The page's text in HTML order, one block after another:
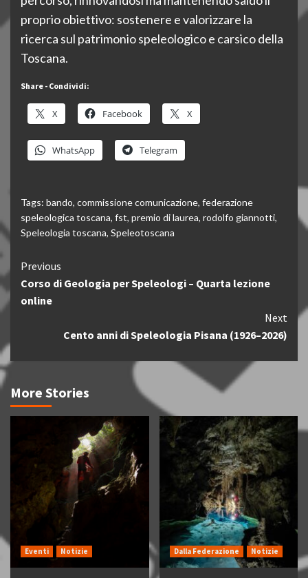
proprio obiettivo: sostenere e valorizzare la
ricerca sul patrimonio speleologico e carsico della
Toscana.
Share - Condividi:
X Facebook X
WhatsApp Telegram
Tags: bando, commissione comunicazione, federazione
speleologica toscana, fst, premio di laurea, rodolfo giannotti,
Speleologia toscana, Speleotoscana
Continue
Reading
Previous
Corso di Geologia per Speleologi – Quarta lezione
online
Next
Cento anni di Speleologia Pisana (1926–2026)
More Stories
Eventi Notizie Dalla Federazione Notizie